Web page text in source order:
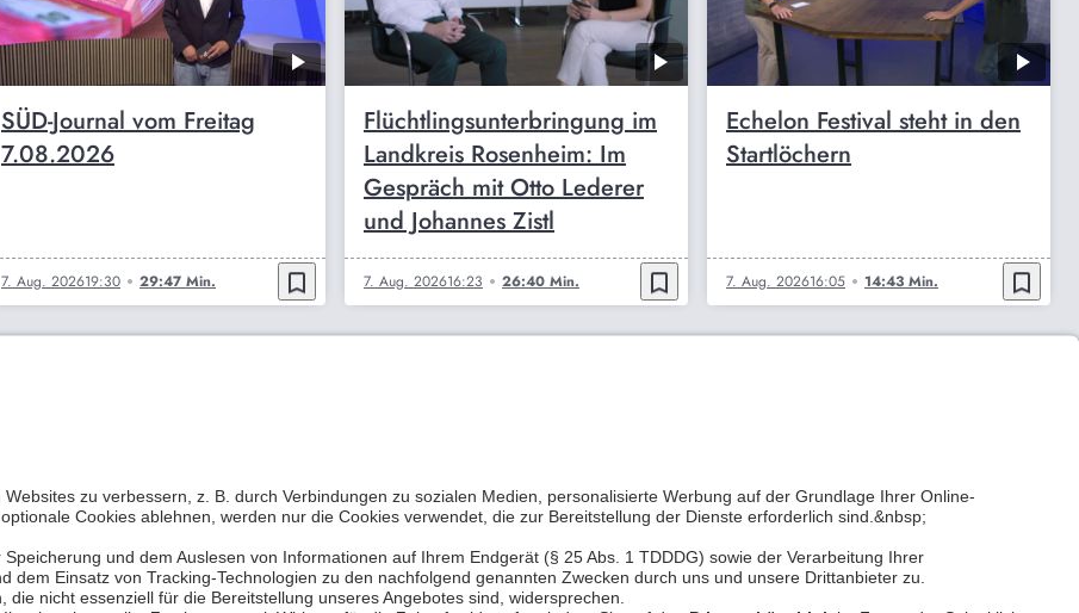
SÜD-Journal vom Freitag
7.08.2026
7. Aug. 202619:30 29:47 Min. bookmark_border
Flüchtlingsunterbringung im
Landkreis Rosenheim: Im
Gespräch mit Otto Lederer
und Johannes Zistl
7. Aug. 202616:23 26:40 Min. bookmark_border
Echelon Festival steht in den
Startlöchern
7. Aug. 202616:05 14:43 Min. bookmark_border